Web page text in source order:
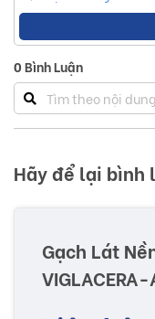
0Bình Luận
Hãy để lại bình
Gạch Lát